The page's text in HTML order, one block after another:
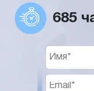
685